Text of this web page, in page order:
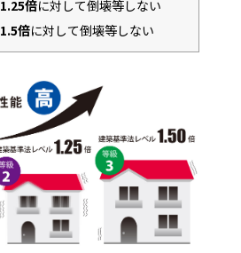
1.25倍に対して倒壊等しない
1.5倍に対して倒壊等しない